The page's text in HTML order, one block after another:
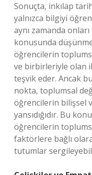
Sonuçta, inkılap
yalnızca bilgiyi
aynı zamanda
konusunda
öğrencilerin
ve birbirleriyle olan
teşvik eder. Ancak
nokta, toplumsal
öğrencilerin bilişsel
yansıdığıdır. Bu
öğrencilerin
faktörlere bağlı
tutumlar